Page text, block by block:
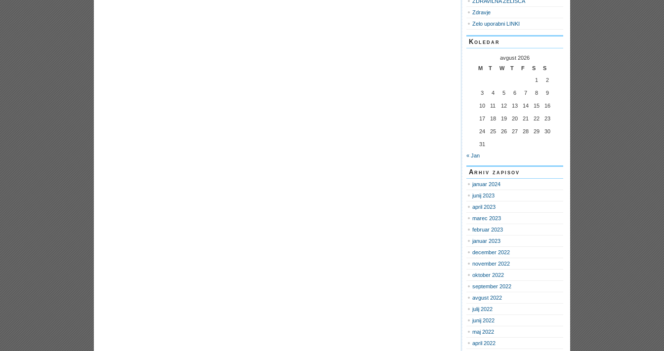
Zdravje
Zelo uporabni LINKI
Koledar
avgust 2026
M
T W T F S
S
1
2
3 4 5 6 7 8 9
10 11 12 13 14 15 16
17 18 19 20 21 22 23
24 25 26 27 28 29 30
31
« Jan
Arhiv zapisov
januar 2024
junij 2023
april 2023
marec 2023
februar 2023
januar 2023
december 2022
november 2022
oktober 2022
september 2022
avgust 2022
julij 2022
junij 2022
maj 2022
april 2022